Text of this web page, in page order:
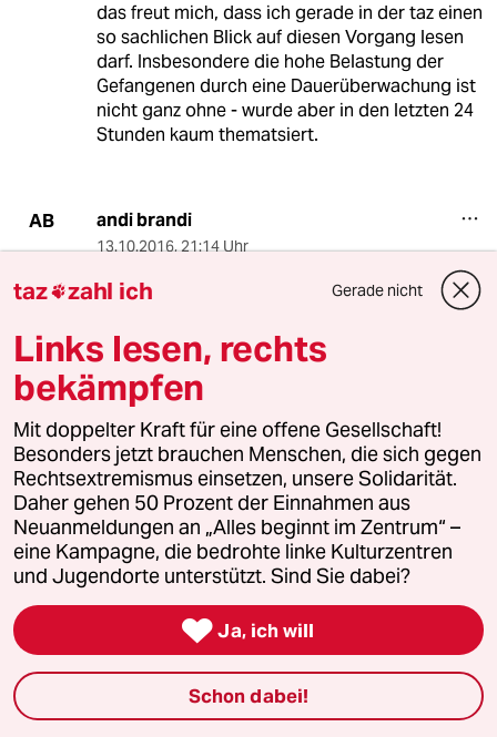
das freut mich, dass ich gerade in der taz einen
so sachlichen Blick auf diesen Vorgang lesen
darf. Insbesondere die hohe Belastung der
Gefangenen durch eine Dauerüberwachung ist
nicht ganz ohne - wurde aber in den letzten 24
Stunden kaum thematsiert.
AB andi brandi
13.10.2016,21:14 Uhr
so ziemlich alles an+inn einem gefängniss ist
gegen die menchenwürde,also kein
TazTiz
13.10.2016,20:29 Uhr
Ein Haftraum mit einem Gitter hat "ideale"
Bedingungen für eine Selbsttötung. Wie man
sich nach nur 72 Stunden sicher sein wollte,
dass sich dieser Mann - selbst ohne innere
(depressive) suizidale Absichten - nicht das
offensichtlich ganz rational seinem Leben ein
Ende gesetzt.
Die untersuchende Psychologin hat da eine
Verantwortung übernommen, die sie nie hätte
taz zahl ich Gerade nicht
Links lesen, rechts
bekämpfen
Mit doppelter Kraft für eine offene Gesellschaft!
Besonders jetzt brauchen Menschen, die sich gegen
Rechtsextremismus einsetzen, unsere Solidarität.
Daher gehen 50 Prozent der Einnahmen aus
Neuanmeldungen an „Alles beginnt im Zentrum“ –
eine Kampagne, die bedrohte linke Kulturzentren
und Jugendorte unterstützt. Sind Sie dabei?
 Ja, ich will
Schon dabei!